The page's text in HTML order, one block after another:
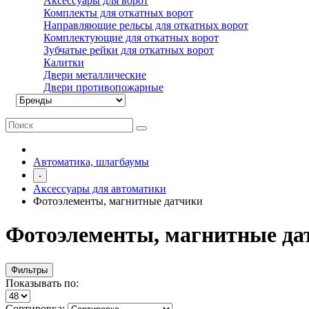
Комплекты для откатных ворот
Направляющие рельсы для откатных ворот
Комплектующие для откатных ворот
Зубчатые рейки для откатных ворот
Калитки
Двери металлические
Двери противопожарные
Автоматика, шлагбаумы
-
Аксессуары для автоматики
Фотоэлементы, магнитные датчики
Фотоэлементы, магнитные
Фильтры
Показывать по: